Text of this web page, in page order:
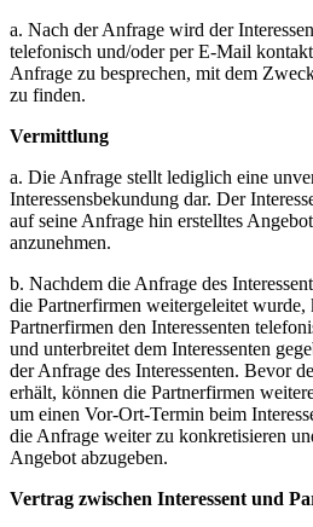
a. Nach der Anfrage wird der
telefonisch und/oder per E-Mail
Anfrage zu besprechen, mit dem
zu finden.
Vermittlung
a. Die Anfrage stellt lediglich eine
Interessensbekundung dar. Der
auf seine Anfrage hin erstelltes
anzunehmen.
b. Nachdem die Anfrage des
die Partnerfirmen weitergeleitet wurde,
Partnerfirmen den Interessenten
und unterbreitet dem Interessenten
der Anfrage des Interessenten. Bevor
erhält, können die Partnerfirmen
um einen Vor-Ort-Termin beim
die Anfrage weiter zu konkretisieren
Angebot abzugeben.
Vertrag zwischen Interessent und